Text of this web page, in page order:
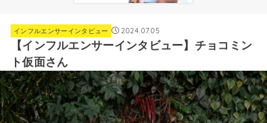
インフルエンサーインタビュー 2024.07.05
【インフルエンサーインタビュー】チョコミン
ト仮面さん